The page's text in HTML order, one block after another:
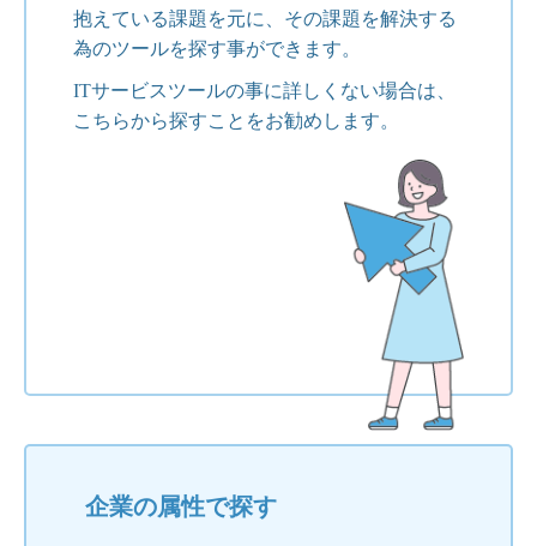
抱えている課題を元に、その課題を解決する
為のツールを探す事ができます。
ITサービスツールの事に詳しくない場合は、
こちらから探すことをお勧めします。
企業の属性で探す